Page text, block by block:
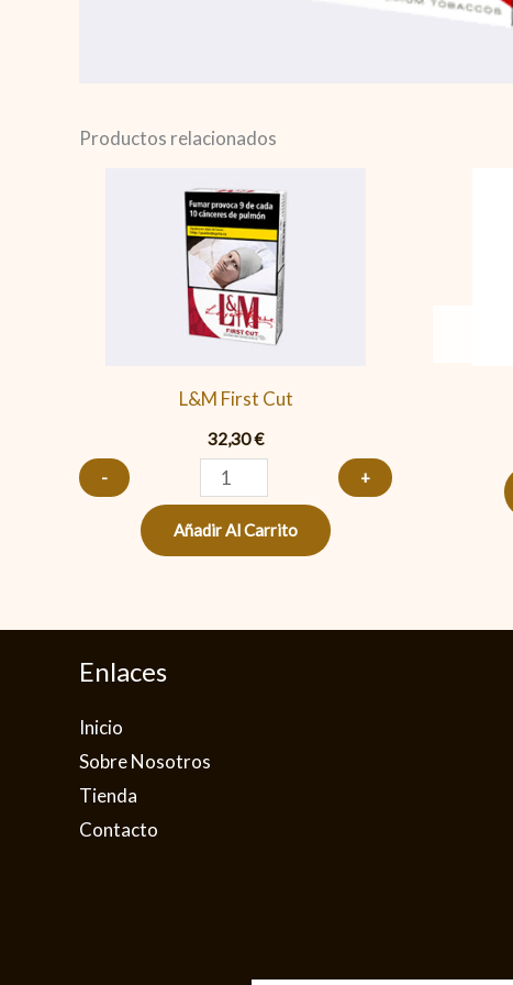
Productos relacionados
L&M First Cut
32,30€
-
L&M
First
Cut
cantidad
+
Añadir Al Carrito
Enlaces
Inicio
Sobre Nosotros
Tienda
Contacto